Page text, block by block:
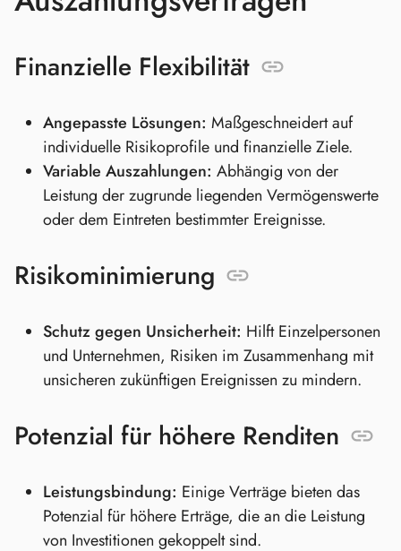
Finanzielle Flexibilität
Angepasste Lösungen: Maßgeschneidert auf
individuelle Risikoprofile und finanzielle Ziele.
Variable Auszahlungen: Abhängig von der
Leistung der zugrunde liegenden Vermögenswerte
oder dem Eintreten bestimmter Ereignisse.
Risikominimierung
Schutz gegen Unsicherheit: Hilft Einzelpersonen
und Unternehmen, Risiken im Zusammenhang mit
unsicheren zukünftigen Ereignissen zu mindern.
Potenzial für höhere Renditen
Leistungsbindung: Einige Verträge bieten das
Potenzial für höhere Erträge, die an die Leistung
von Investitionen gekoppelt sind.